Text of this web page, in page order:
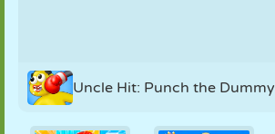
Uncle Hit: Punch the Dummy